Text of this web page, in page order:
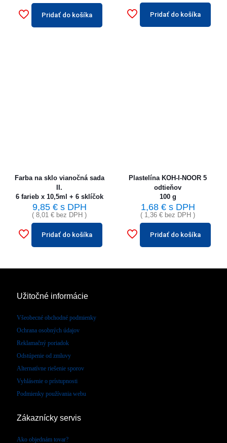
Pridať do košíka Pridať do košíka
Farba na sklo vianočná sada
II.
6 farieb x 10,5ml + 6 sklíčok
9,85 €s DPH
( 8,01 € bez DPH )
Pridať do košíka
Plastelína KOH-I-NOOR 5
odtieňov
100 g
1,68 €s DPH
( 1,36 € bez DPH )
Pridať do košíka
Užitočné informácie
Všeobecné obchodné podmienky
Ochrana osobných údajov
Reklamačný poriadok
Odstúpenie od zmluvy
Alternatívne riešenie sporov
Vyhlásenie o prístupnosti
Podmienky používania webu
Zákaznícky servis
Ako objednám tovar?